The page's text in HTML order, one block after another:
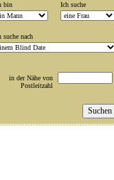
bin Ich suche
suche nach
in der Nähe von
Postleitzahl